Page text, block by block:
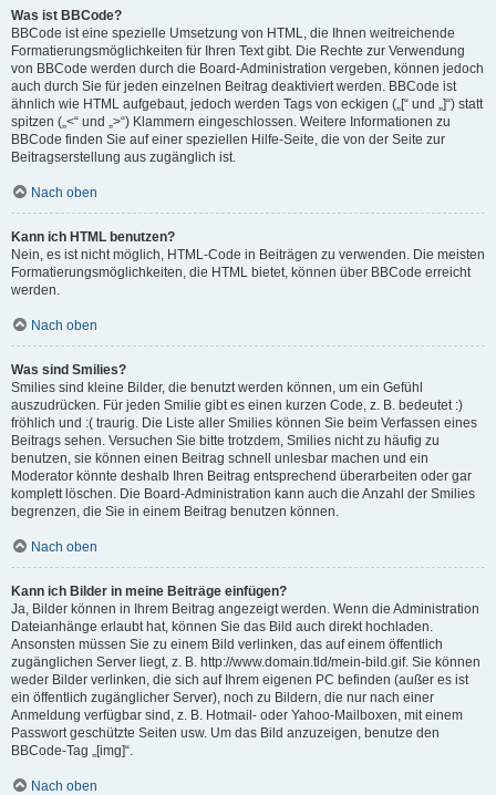
Was ist BBCode?
BBCode ist eine spezielle Umsetzung von HTML, die Ihnen weitreichende
Formatierungsmöglichkeiten für Ihren Text gibt. Die Rechte zur Verwendung
von BBCode werden durch die Board-Administration vergeben, können jedoch
auch durch Sie für jeden einzelnen Beitrag deaktiviert werden. BBCode ist
ähnlich wie HTML aufgebaut, jedoch werden Tags von eckigen („[“ und „]“) statt
spitzen („<“ und „>“) Klammern eingeschlossen. Weitere Informationen zu
BBCode finden Sie auf einer speziellen Hilfe-Seite, die von der Seite zur
Beitragserstellung aus zugänglich ist.
Nach oben
Kann ich HTML benutzen?
Nein, es ist nicht möglich, HTML-Code in Beiträgen zu verwenden. Die meisten
Formatierungsmöglichkeiten, die HTML bietet, können über BBCode erreicht
werden.
Nach oben
Was sind Smilies?
Smilies sind kleine Bilder, die benutzt werden können, um ein Gefühl
auszudrücken. Für jeden Smilie gibt es einen kurzen Code, z. B. bedeutet :)
fröhlich und :( traurig. Die Liste aller Smilies können Sie beim Verfassen eines
Beitrags sehen. Versuchen Sie bitte trotzdem, Smilies nicht zu häufig zu
benutzen, sie können einen Beitrag schnell unlesbar machen und ein
Moderator könnte deshalb Ihren Beitrag entsprechend überarbeiten oder gar
komplett löschen. Die Board-Administration kann auch die Anzahl der Smilies
begrenzen, die Sie in einem Beitrag benutzen können.
Nach oben
Kann ich Bilder in meine Beiträge einfügen?
Ja, Bilder können in Ihrem Beitrag angezeigt werden. Wenn die Administration
Dateianhänge erlaubt hat, können Sie das Bild auch direkt hochladen.
Ansonsten müssen Sie zu einem Bild verlinken, das auf einem öffentlich
zugänglichen Server liegt, z. B. http://www.domain.tld/mein-bild.gif. Sie können
weder Bilder verlinken, die sich auf Ihrem eigenen PC befinden (außer es ist
ein öffentlich zugänglicher Server), noch zu Bildern, die nur nach einer
Anmeldung verfügbar sind, z. B. Hotmail- oder Yahoo-Mailboxen, mit einem
Passwort geschützte Seiten usw. Um das Bild anzuzeigen, benutze den
BBCode-Tag „[img]“.
Nach oben